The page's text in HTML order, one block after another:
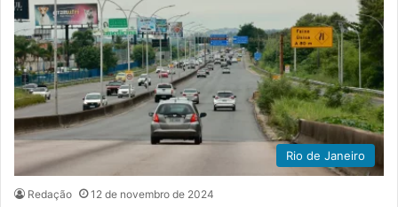
Rio de Janeiro
Redação 12 de novembro de 2024